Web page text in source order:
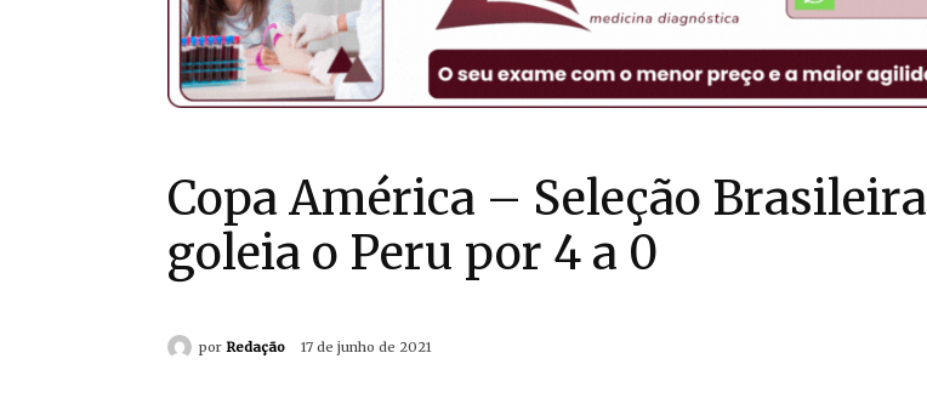
Copa América – Seleção Brasileira
goleia o Peru por 4 a 0
por Redação 17 de junho de 2021